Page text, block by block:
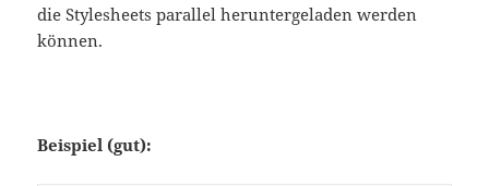
die Stylesheets parallel heruntergeladen werden
können.
Beispiel (gut):